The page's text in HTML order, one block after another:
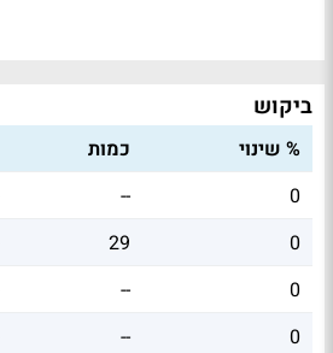
ביקוש
% שינוי כמות
0
--
0
29
0
--
0
--